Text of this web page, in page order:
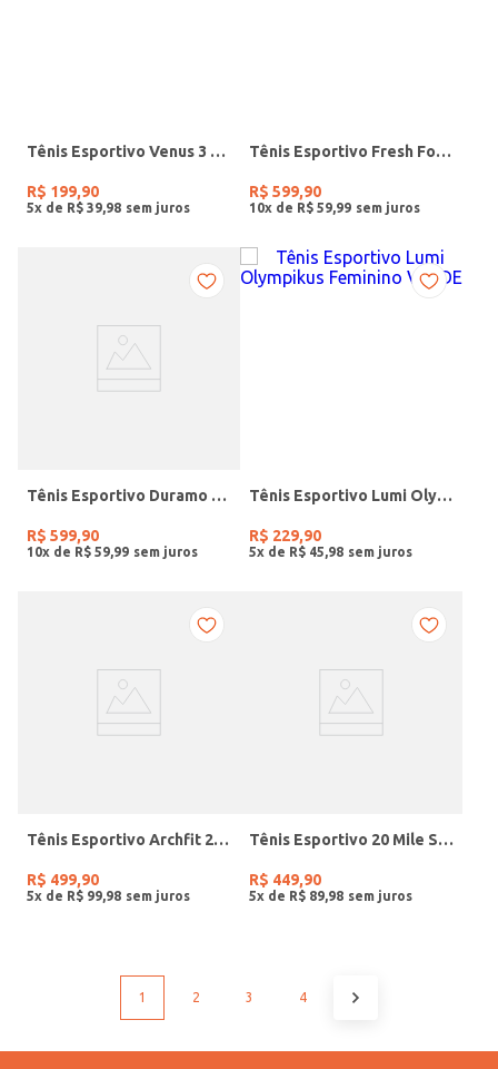
Tênis Esportivo Venus 3 Olympikus Feminino MARINHO/ROSA
R$ 199,90
5x de R$ 39 98
Tênis Esportivo Fresh Foam New Balance Feminino BRANCO
R$ 599,90
10x de R$ 59 99
Tênis Esportivo Duramo Speed 2 Adidas Feminino MARINHO/ROSA
R$ 599,90
10x de R$ 59 99
Tênis Esportivo Lumi Olympikus Feminino VERDE
R$ 229,90
5x de R$ 45 98
Tênis Esportivo Archfit 2.0 Skechers Masculino MARINHO
R$ 499,90
5x de R$ 99 98
Tênis Esportivo 20 Mile Skechers Feminino BRANCO/AZUL
R$ 449,90
5x de R$ 89 98
1 2 3 4